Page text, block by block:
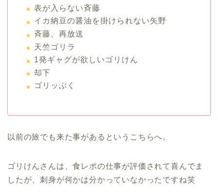
表が入らない斉藤
イカ納豆の醤油を掛けられない矢野
斉藤、再放送
天竺ゴリラ
1発ギャグが欲しいゴリけん
却下
ゴリッぷく
以前の旅でも来た事があるというこちらへ。
ゴリけんさんは、食レポの仕事が評価されて喜んでま
したが、刺身が何かは分かっていなかったですね笑